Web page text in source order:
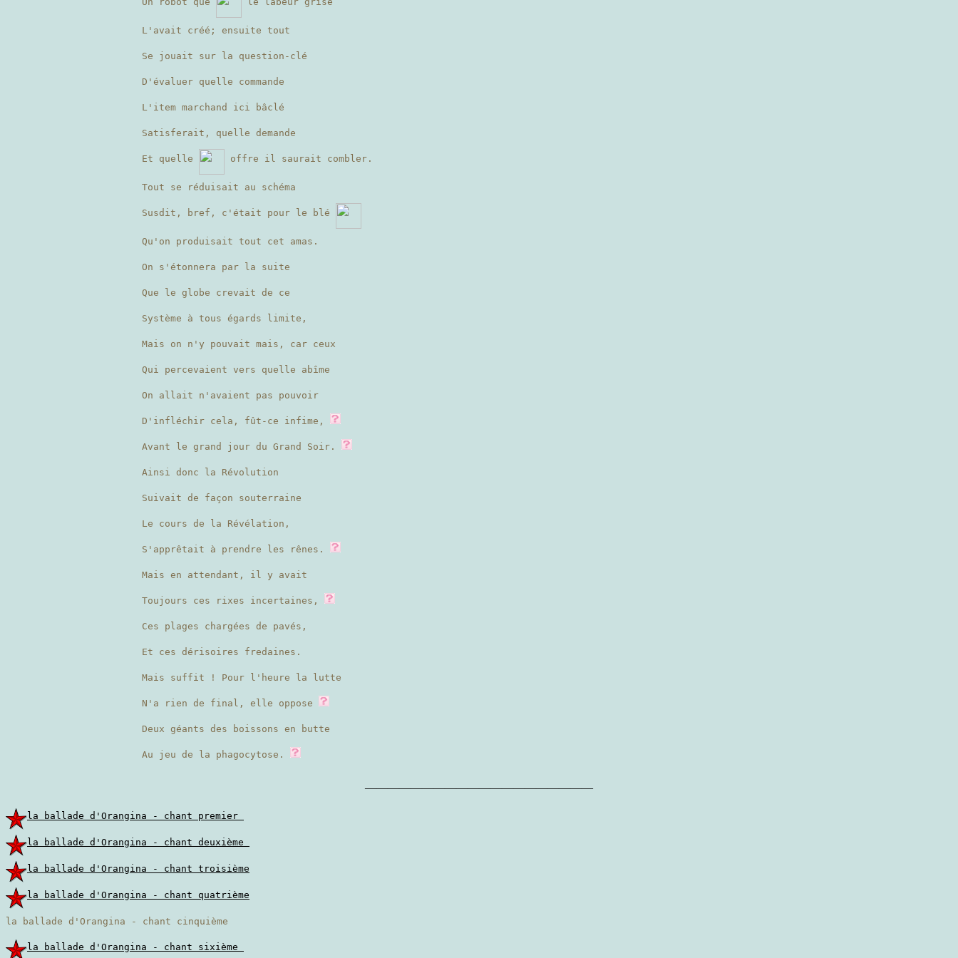
L'avait créé; ensuite tout
Se jouait sur la question-clé
D'évaluer quelle commande
L'item marchand ici bâclé
Satisferait, quelle demande
Et quelle offre il saurait combler.
Tout se réduisait au schéma
Susdit, bref, c'était pour le blé
Qu'on produisait tout cet amas.
On s'étonnera par la suite
Que le globe crevait de ce
Système à tous égards limite,
Mais on n'y pouvait mais, car ceux
Qui percevaient vers quelle abîme
On allait n'avaient pas pouvoir
D'infléchir cela, fût-ce infime,
Avant le grand jour du Grand Soir.
Ainsi donc la Révolution
Suivait de façon souterraine
Le cours de la Révélation,
S'apprêtait à prendre les rênes.
Mais en attendant, il y avait
Toujours ces rixes incertaines,
Ces plages chargées de pavés,
Et ces dérisoires fredaines.
Mais suffit ! Pour l'heure la lutte
N'a rien de final, elle oppose
Deux géants des boissons en butte
Au jeu de la phagocytose.
————————————————————
la ballade d'Orangina - chant premier
la ballade d'Orangina - chant deuxième
la ballade d'Orangina - chant troisième
la ballade d'Orangina - chant quatrième
la ballade d'Orangina - chant cinquième
la ballade d'Orangina - chant sixième